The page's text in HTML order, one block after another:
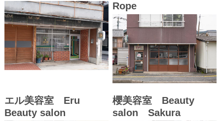
Rope
エル美容室 Eru
Beauty salon
櫻美容室 Beauty
salon Sakura